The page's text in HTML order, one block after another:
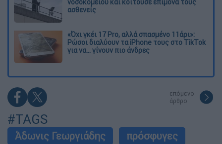
νοσοκομείου και κοιτούσε επίμονα τους
ασθενείς
«Όχι γκέι 17 Pro, αλλά σπασμένο 11άρι»:
Ρώσοι διαλύουν τα iPhone τους στο TikTok
για να... γίνουν πιο άνδρες
επόμενο
άρθρο
#TAGS
Άδωνις Γεωργιάδης
πρόσφυγες